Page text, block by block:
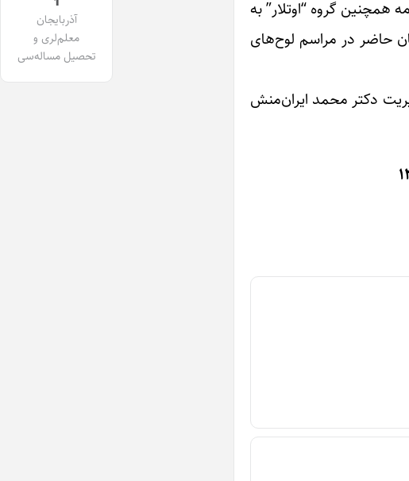
همچنین گروه “اوتلار” به
حاضر در مراسم لوح‌های
دکتر محمد ایران‌منش
آذربایجان
معلم‌لری و
تحصیل مساله‌سی